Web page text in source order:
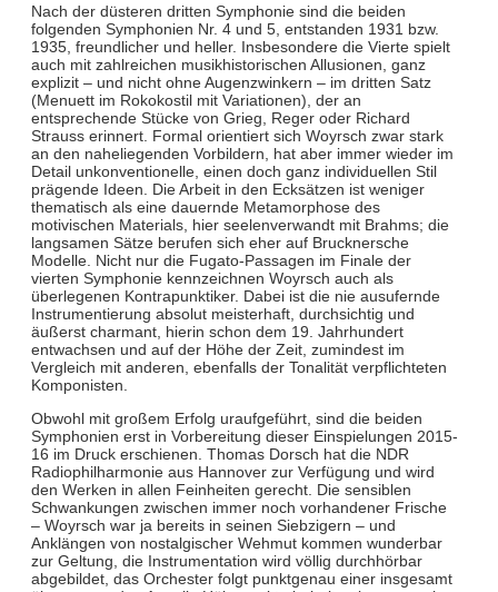
Nach der düsteren dritten Symphonie sind die beiden
folgenden Symphonien Nr. 4 und 5, entstanden 1931 bzw.
1935, freundlicher und heller. Insbesondere die Vierte spielt
auch mit zahlreichen musikhistorischen Allusionen, ganz
explizit – und nicht ohne Augenzwinkern – im dritten Satz
(Menuett im Rokokostil mit Variationen), der an
entsprechende Stücke von Grieg, Reger oder Richard
Strauss erinnert. Formal orientiert sich Woyrsch zwar stark
an den naheliegenden Vorbildern, hat aber immer wieder im
Detail unkonventionelle, einen doch ganz individuellen Stil
prägende Ideen. Die Arbeit in den Ecksätzen ist weniger
thematisch als eine dauernde Metamorphose des
motivischen Materials, hier seelenverwandt mit Brahms; die
langsamen Sätze berufen sich eher auf Brucknersche
Modelle. Nicht nur die Fugato-Passagen im Finale der
vierten Symphonie kennzeichnen Woyrsch auch als
überlegenen Kontrapunktiker. Dabei ist die nie ausufernde
Instrumentierung absolut meisterhaft, durchsichtig und
äußerst charmant, hierin schon dem 19. Jahrhundert
entwachsen und auf der Höhe der Zeit, zumindest im
Vergleich mit anderen, ebenfalls der Tonalität verpflichteten
Komponisten.
Obwohl mit großem Erfolg uraufgeführt, sind die beiden
Symphonien erst in Vorbereitung dieser Einspielungen 2015-
16 im Druck erschienen. Thomas Dorsch hat die NDR
Radiophilharmonie aus Hannover zur Verfügung und wird
den Werken in allen Feinheiten gerecht. Die sensiblen
Schwankungen zwischen immer noch vorhandener Frische
– Woyrsch war ja bereits in seinen Siebzigern – und
Anklängen von nostalgischer Wehmut kommen wunderbar
zur Geltung, die Instrumentation wird völlig durchhörbar
abgebildet, das Orchester folgt punktgenau einer insgesamt